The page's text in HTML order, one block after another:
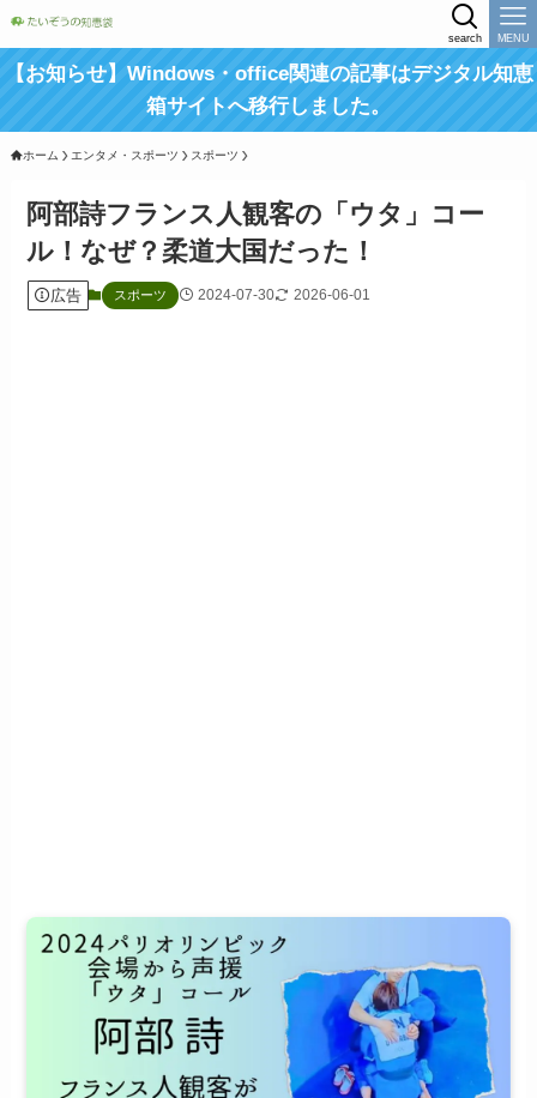
search MENU
【お知らせ】Windows・office関連の記事はデジタル知恵
箱サイトへ移行しました。
ホーム エンタメ・スポーツ スポーツ
阿部詩フランス人観客の「ウタ」コー
ル！なぜ？柔道大国だった！
広告 スポーツ 2024-07-30 2026-06-01